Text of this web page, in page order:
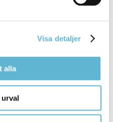
Visa detaljer
alla